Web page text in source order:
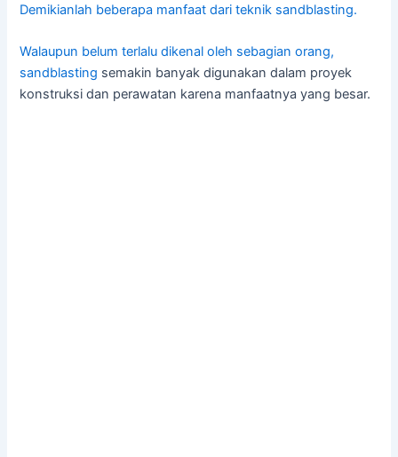
Demikianlah beberapa manfaat dari teknik sandblasting.
Walaupun belum terlalu dikenal oleh sebagian orang,
sandblasting semakin banyak digunakan dalam proyek
konstruksi dan perawatan karena manfaatnya yang besar.